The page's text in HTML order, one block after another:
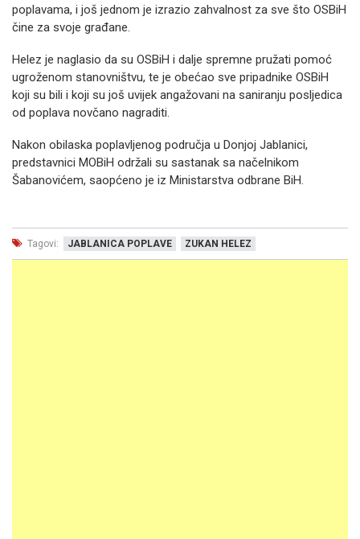
poplavama, i još jednom je izrazio zahvalnost za sve što OSBiH
čine za svoje građane.
Helez je naglasio da su OSBiH i dalje spremne pružati pomoć
ugroženom stanovništvu, te je obećao sve pripadnike OSBiH
koji su bili i koji su još uvijek angažovani na saniranju posljedica
od poplava novčano nagraditi.
Nakon obilaska poplavljenog područja u Donjoj Jablanici,
predstavnici MOBiH održali su sastanak sa načelnikom
Šabanovićem, saopćeno je iz Ministarstva odbrane BiH.
Tagovi: JABLANICA POPLAVE ZUKAN HELEZ